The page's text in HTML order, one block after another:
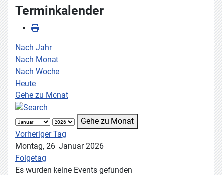
Terminkalender
Nach Jahr
Nach Monat
Nach Woche
Heute
Gehe zu Monat
Gehe zu Monat
Vorheriger Tag
Montag, 26. Januar 2026
Folgetag
Es wurden keine Events gefunden